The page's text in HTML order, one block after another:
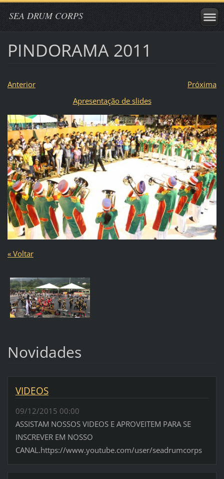
SEA DRUM CORPS
PINDORAMA 2011
Anterior
Próxima
Apresentação de slides
« Voltar
Novidades
VIDEOS
09/12/2015 00:00
ASSISTAM NOSSOS VIDEOS E APROVEITEM PARA SE
INSCREVER EM NOSSO
CANAL.https://www.youtube.com/user/seadrumcorps